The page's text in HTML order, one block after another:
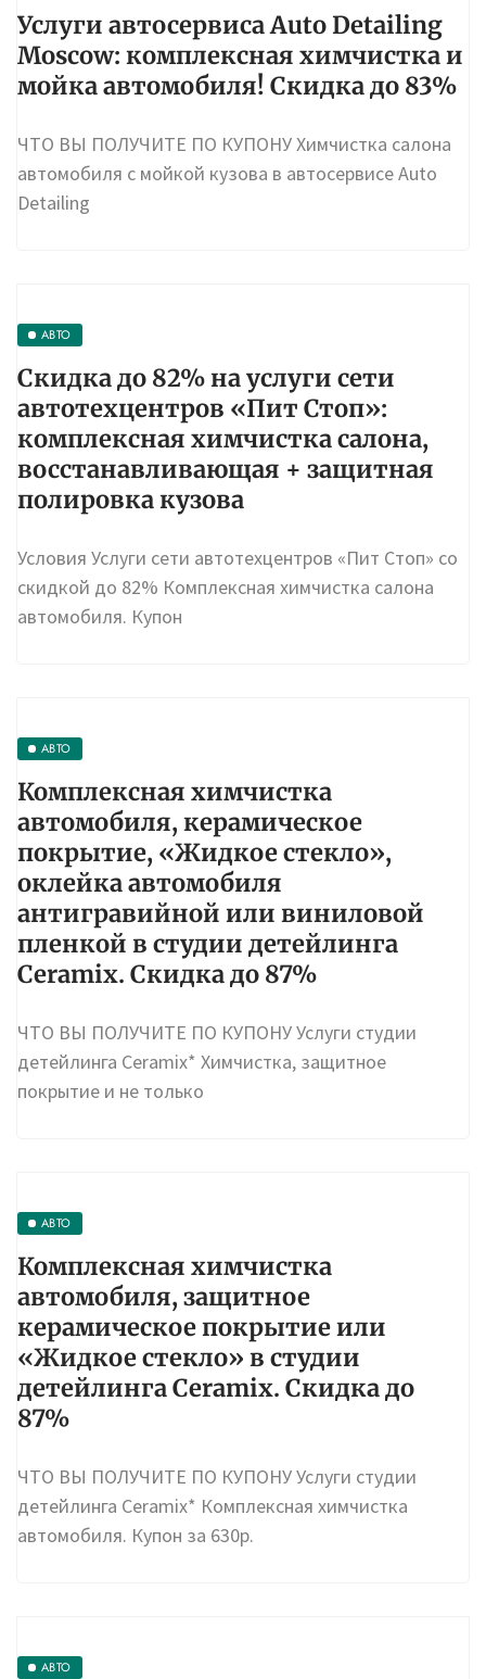
Услуги автосервиса Auto Detailing
Moscow: комплексная химчистка и
мойка автомобиля! Скидка до 83%
ЧТО ВЫ ПОЛУЧИТЕ ПО КУПОНУ Химчистка салона
автомобиля с мойкой кузова в автосервисе Auto
Detailing
АВТО
Скидка до 82% на услуги сети
автотехцентров «Пит Стоп»:
комплексная химчистка салона,
восстанавливающая + защитная
полировка кузова
Условия Услуги сети автотехцентров «Пит Стоп» со
скидкой до 82% Комплексная химчистка салона
автомобиля. Купон
АВТО
Комплексная химчистка
автомобиля, керамическое
покрытие, «Жидкое стекло»,
оклейка автомобиля
антигравийной или виниловой
пленкой в студии детейлинга
Ceramix. Скидка до 87%
ЧТО ВЫ ПОЛУЧИТЕ ПО КУПОНУ Услуги студии
детейлинга Ceramix* Химчистка, защитное
покрытие и не только
АВТО
Комплексная химчистка
автомобиля, защитное
керамическое покрытие или
«Жидкое стекло» в студии
детейлинга Ceramix. Скидка до
87%
ЧТО ВЫ ПОЛУЧИТЕ ПО КУПОНУ Услуги студии
детейлинга Ceramix* Комплексная химчистка
автомобиля. Купон за 630р.
АВТО